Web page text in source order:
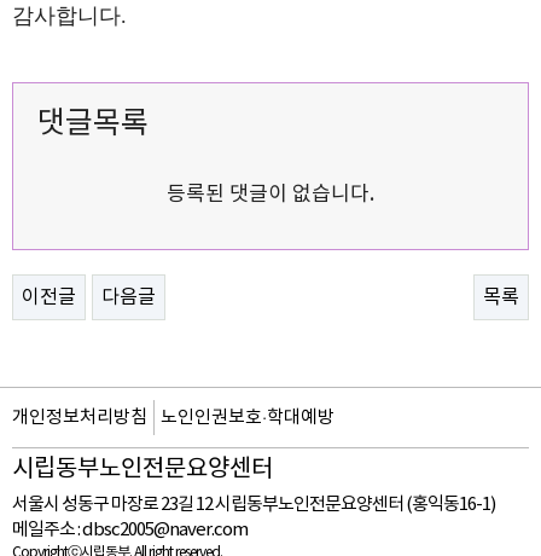
감사합니다.
댓글목록
등록된 댓글이 없습니다.
이전글 다음글 목록
개인정보처리방침 노인인권보호·학대예방
시립동부노인전문요양센터
서울시 성동구 마장로 23길 12 시립동부노인전문요양센터 (홍익동16-1)
메일주소 :dbsc2005@naver.com